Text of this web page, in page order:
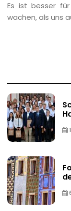
Es ist besser
wachen, als uns